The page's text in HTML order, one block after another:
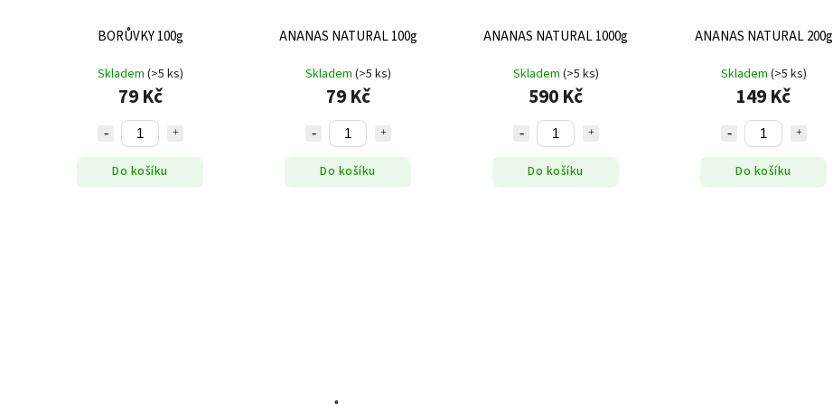
BORŮVKY 100g
Skladem (>5 ks)
79 Kč
Do košíku
ANANAS NATURAL 100g
Skladem (>5 ks)
79 Kč
Do košíku
ANANAS NATURAL 1000g
Skladem (>5 ks)
590 Kč
Do košíku
ANANAS NATURAL 200g
Skladem (>5 ks)
149 Kč
Do košíku